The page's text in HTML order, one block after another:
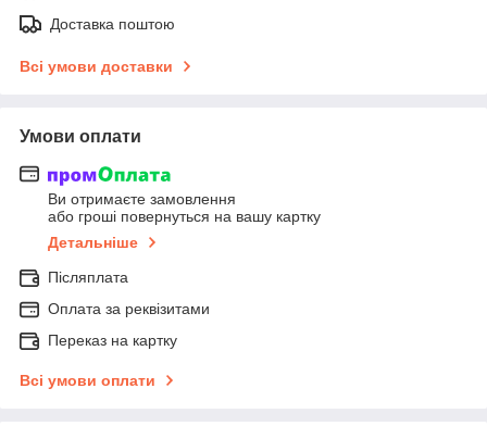
Доставка поштою
Всі умови доставки
Умови оплати
Ви отримаєте замовлення
або гроші повернуться на вашу картку
Детальніше
Післяплата
Оплата за реквізитами
Переказ на картку
Всі умови оплати